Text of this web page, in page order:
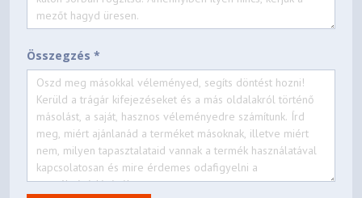
Összegzés *